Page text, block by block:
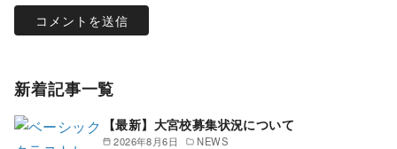
新着記事一覧
2026年8月6日 NEWS
【最新】大宮校募集状況について